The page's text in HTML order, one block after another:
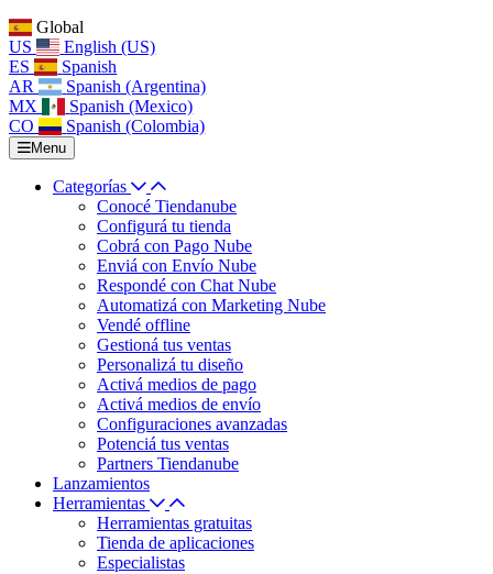
Global
US
English (US)
ES
Spanish
AR
Spanish (Argentina)
MX
Spanish (Mexico)
CO
Spanish (Colombia)
Menu
Categorías
Conocé Tiendanube
Configurá tu tienda
Cobrá con Pago Nube
Enviá con Envío Nube
Respondé con Chat Nube
Automatizá con Marketing Nube
Vendé offline
Gestioná tus ventas
Personalizá tu diseño
Activá medios de pago
Activá medios de envío
Configuraciones avanzadas
Potenciá tus ventas
Partners Tiendanube
Lanzamientos
Herramientas
Herramientas gratuitas
Tienda de aplicaciones
Especialistas